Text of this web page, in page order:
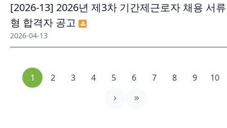
[2026-13] 2026년 제3차 기간제근로자 채용 서
형 합격자 공고
2026-04-13
1 2 3 4 5 6 7 8 9 10